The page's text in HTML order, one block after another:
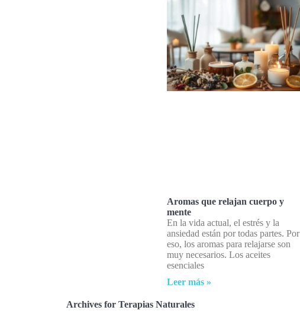
Aromas que relajan cuerpo y
mente
En la vida actual, el estrés y la
ansiedad están por todas partes. Por
eso, los aromas para relajarse son
muy necesarios. Los aceites
esenciales
Leer más »
Archives for Terapias Naturales